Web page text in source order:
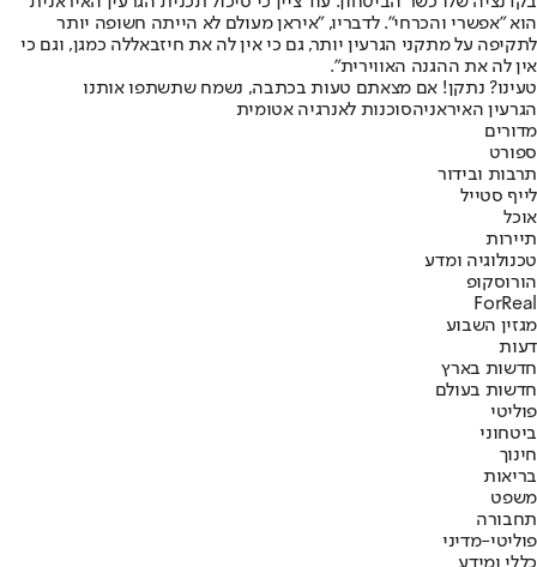
הוא "אפשרי והכרחי". לדבריו, "איראן מעולם לא הייתה חשופה יותר
לתקיפה על מתקני הגרעין יותר, גם כי אין לה את חיזבאללה כמגן, וגם כי
אין לה את ההגנה האווירית".
טעינו? נתקן! אם מצאתם טעות בכתבה, נשמח שתשתפו אותנו
הגרעין האיראניהסוכנות לאנרגיה אטומית
מדורים
ספורט
תרבות ובידור
לייף סטייל
אוכל
תיירות
טכנולוגיה ומדע
הורוסקופ
ForReal
מגזין השבוע
דעות
חדשות בארץ
חדשות בעולם
פוליטי
ביטחוני
חינוך
בריאות
משפט
תחבורה
פוליטי-מדיני
כללי ומידע